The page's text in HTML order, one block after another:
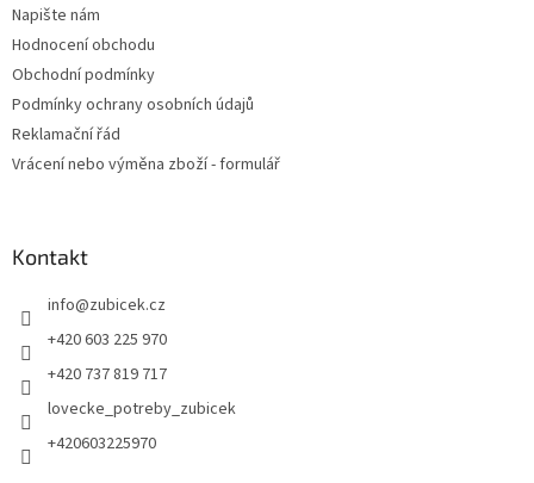
Napište nám
Hodnocení obchodu
Obchodní podmínky
Podmínky ochrany osobních údajů
Reklamační řád
Vrácení nebo výměna zboží - formulář
Kontakt
info@zubicek.cz
+420 603 225 970
+420 737 819 717
lovecke_potreby_zubicek
+420603225970